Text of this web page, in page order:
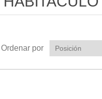
Ordenar por